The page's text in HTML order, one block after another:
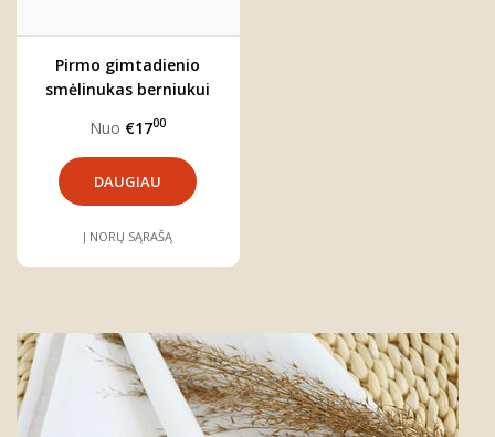
Pirmo gimtadienio
smėlinukas berniukui
Nuo €1700
DAUGIAU
Į NORŲ SĄRAŠĄ